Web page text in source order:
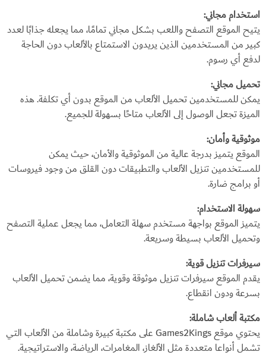
استخدام مجاني:
يتيح الموقع التصفح واللعب بشكل مجاني تمامًا، مما يجعله جذابًا لعدد
كبير من المستخدمين الذين يريدون الاستمتاع بالألعاب دون الحاجة
لدفع أي رسوم.
تحميل مجاني:
يمكن للمستخدمين تحميل الألعاب من الموقع بدون أي تكلفة. هذه
الميزة تجعل الوصول إلى الألعاب متاحًا بسهولة للجميع.
موثوقية وأمان:
الموقع يتميز بدرجة عالية من الموثوقية والأمان، حيث يمكن
للمستخدمين تنزيل الألعاب والتطبيقات دون القلق من وجود فيروسات
أو برامج ضارة.
سهولة الاستخدام:
يتميز الموقع بواجهة مستخدم سهلة التعامل، مما يجعل عملية التصفح
وتحميل الألعاب بسيطة وسريعة.
سيرفرات تنزيل قوية:
يقدم الموقع سيرفرات تنزيل موثوقة وقوية، مما يضمن تحميل الألعاب
بسرعة ودون انقطاع.
مكتبة ألعاب شاملة:
يحتوي موقع Games2Kings على مكتبة كبيرة وشاملة من الألعاب التي
تشمل أنواعا متعددة مثل الألغاز، المغامرات، الرياضة، والاستراتيجية.